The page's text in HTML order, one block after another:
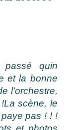
passé quin
et la bonne
l’orchestre,
scène, le
pas ! ! !